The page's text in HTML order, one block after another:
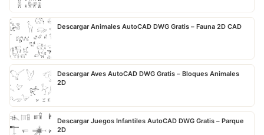
Descargar Animales AutoCAD DWG Gratis – Fauna 2D CAD
Descargar Aves AutoCAD DWG Gratis – Bloques Animales
2D
Descargar Juegos Infantiles AutoCAD DWG Gratis – Parque
2D